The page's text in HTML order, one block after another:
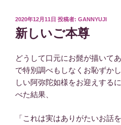
投
稿
日:
2020年12月11日 投稿者: GANNYUJI
新しいご本尊
どうして口元にお髭が描いて
で特別調べもしなくお恥ずか
しい阿弥陀如様をお迎えする
べた結果、
「これは実はありがたいお話